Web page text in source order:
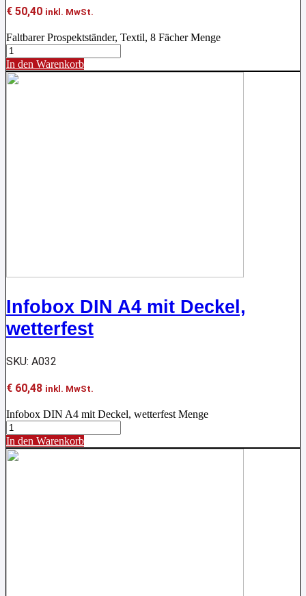
€ 50,40 inkl. MwSt.
Faltbarer Prospektständer, Textil, 8 Fächer Menge
In den Warenkorb
Infobox DIN A4 mit Deckel,
wetterfest
SKU: A032
€ 60,48 inkl. MwSt.
Infobox DIN A4 mit Deckel, wetterfest Menge
In den Warenkorb